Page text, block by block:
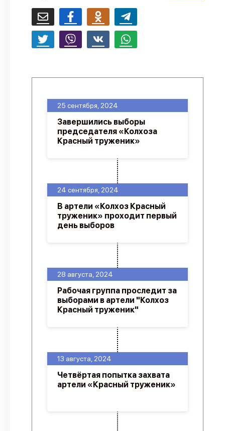
13 августа, 2024
Четвёртая попытка захвата
артели «Красный труженик»
28 августа, 2024
Рабочая группа проследит за
выборами в артели "Колхоз
Красный труженик"
24 сентября, 2024
В артели «Колхоз Красный
труженик» проходит первый
день выборов
25 сентября, 2024
Завершились выборы
председателя «Колхоза
Красный труженик»